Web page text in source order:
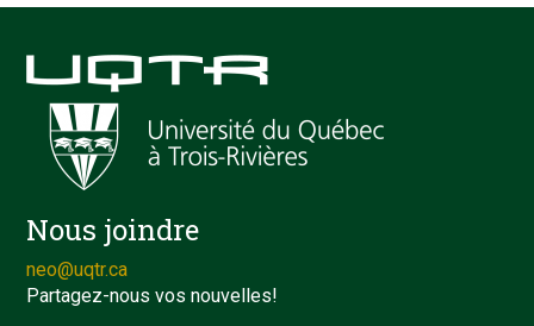
Nous joindre
neo@uqtr.ca
Partagez-nous vos nouvelles!